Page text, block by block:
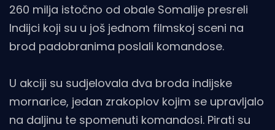
260 milja istočno od obale Somalije presreli
Indijci koji su u još jednom filmskoj sceni na
brod padobranima poslali komandose.
U akciji su sudjelovala dva broda indijske
mornarice, jedan zrakoplov kojim se upravljalo
na daljinu te spomenuti komandosi. Pirati su